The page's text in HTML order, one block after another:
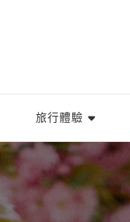
旅行體驗